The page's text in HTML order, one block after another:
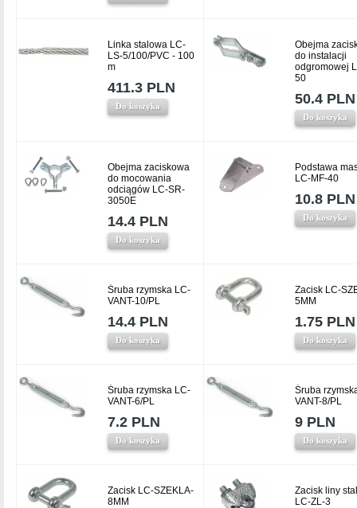
Linka stalowa LC-
LS-5/100/PVC - 100
m
411.3 PLN
Do koszyka
Obejma
do instalacji
odgromowej
50
50.4 PLN
Do koszyka
Obejma zaciskowa
do mocowania
odciągów LC-SR-
3050E
14.4 PLN
Do koszyka
Podstawa
LC-MF-40
10.8 PLN
Do koszyka
Śruba rzymska LC-
VANT-10/PL
14.4 PLN
Do koszyka
Zacisk LC-
5MM
1.75 PLN
Do koszyka
Śruba rzymska LC-
VANT-6/PL
7.2 PLN
Do koszyka
Śruba
VANT-8/PL
9 PLN
Do koszyka
Zacisk LC-SZEKLA-
8MM
Zacisk liny
LC-ZL-3